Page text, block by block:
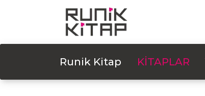
Runik Kitap KİTAPLAR